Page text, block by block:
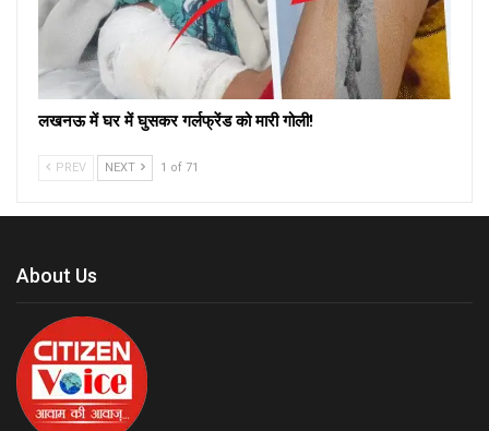
लखनऊ में घर में घुसकर गर्लफ्रेंड को मारी गोली!
PREV NEXT 1 of 71
About Us